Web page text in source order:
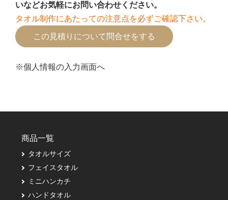
いなどお気軽にお問い合わせください。
タオル制作にあたっての注意点を必ずご確認下さい。
※個人情報の入力画面へ
商品一覧
タオルサイズ
フェイスタオル
ミニハンカチ
ハンドタオル